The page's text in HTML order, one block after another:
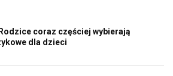
coraz częściej wybierają
dla dzieci